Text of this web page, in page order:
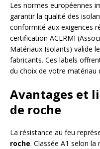
Les normes européennes
garantir la qualité des
conformité aux exigences
certification ACERMI
Matériaux Isolants) valide
fabricants. Ces labels
du choix de votre matériau
Avantages et
de roche
La résistance au feu
roche. Classée A1 selon